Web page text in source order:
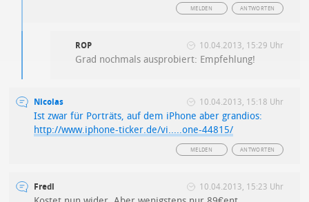
ANTWORTEN
MELDEN
ROP 10.04.2013, 15:29 Uhr
Grad nochmals ausprobiert: Empfehlung!
Nicolas 10.04.2013, 15:18 Uhr
Ist zwar für Porträts, auf dem iPhone aber grandios:
http://www.iphone-ticker.de/vi.....one-44815/
ANTWORTEN
MELDEN
Fredl 10.04.2013, 15:23 Uhr